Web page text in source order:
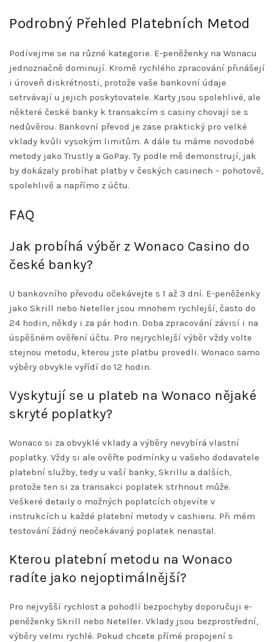
Podrobný Přehled Platebních Metod
Podívejme se na různé kategorie. E-peněženky na Wonacu
jednoznačně dominují. Kromě rychlého zpracování přinášejí
i úroveň diskrétnosti, protože vaše bankovní údaje
setrvávají u jejich poskytovatele. Karty jsou spolehlivé, ale
některé české banky k transakcím s casiny chovají se s
nedůvěrou. Bankovní převod je zase praktický pro velké
vklady kvůli vysokým limitům. A dále tu máme novodobé
metody jako Trustly a GoPay. Ty podle mě demonstrují, jak
by dokázaly probíhat platby v českých casinech – pohotově,
spolehlivě a napřímo z účtu.
FAQ
Jak probíhá výběr z Wonaco Casino do
české banky?
U bankovního převodu očekávejte s 1 až 3 dní. E-peněženky
jako Skrill nebo Neteller jsou mnohem rychlejší, často do
24 hodin, někdy i za pár hodin. Doba zpracování závisí i na
úspěšném ověření účtu. Pro nejrychlejší výběr vždy volte
stejnou metodu, kterou jste platbu provedli. Wonaco samo
výběry obvykle vyřídí do 12 hodin.
Vyskytují se u plateb na Wonaco nějaké
skryté poplatky?
Wonaco si za obvyklé vklady a výběry nevybírá vlastní
poplatky. Vždy si ale ověřte podmínky u vašeho dodavatele
platební služby, tedy u vaší banky, Skrillu a dalších,
protože ten si za transakci poplatek strhnout může.
Veškeré detaily o možných poplatcích objevíte v
instrukcích u každé platební metody v cashieru. Při mém
testování žádný neočekávaný poplatek nenastal.
Kterou platební metodu na Wonaco
radíte jako nejoptimálnější?
Pro nejvyšší rychlost a pohodlí bezpochyby doporučuji e-
peněženky Skrill nebo Neteller. Vklady jsou bezprostřední,
výběry velmi rychlé. Pokud chcete přímé propojení s